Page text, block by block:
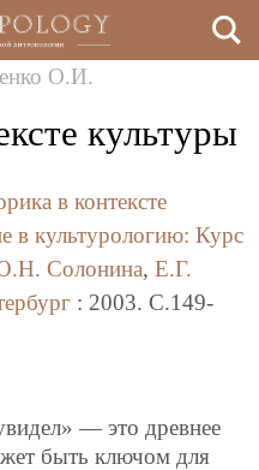
О.И.
культуры
в контексте
в культурологию: Курс
Солонина, Е.Г.
: 2003. C.149-
— это древнее
быть ключом для